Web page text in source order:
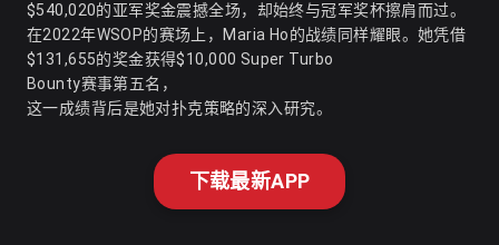
$540,020的亚军奖金震撼全场，却始终与冠军奖杯擦肩而过。
在2022年WSOP的赛场上，Maria Ho的战绩同样耀眼。她凭借
$131,655的奖金获得$10,000 Super Turbo
Bounty赛事第五名，
这一成绩背后是她对扑克策略的深入研究。
下载最新APP